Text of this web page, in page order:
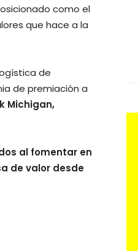
como el
que hace a la
de
de premiación a
Michigan,
al fomentar en
de valor desde